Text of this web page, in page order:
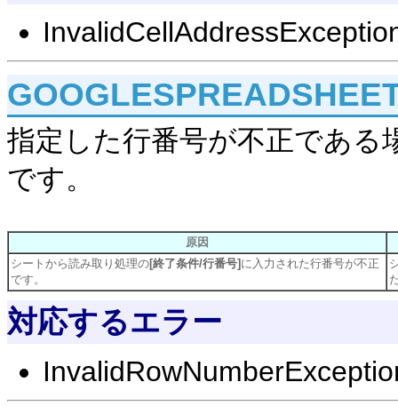
指定した行番号が不正である
です。
原因
シートから読み取り処理の[終了条件/行番号]に入力された行番号が不正
です。
対応するエラー